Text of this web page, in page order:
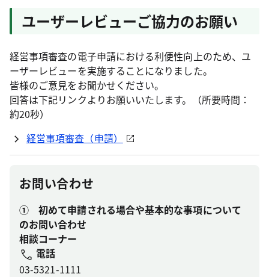
ユーザーレビューご協力のお願い
経営事項審査の電子申請における利便性向上のため、ユ
ーザーレビューを実施することになりました。
皆様のご意見をお聞かせください。
回答は下記リンクよりお願いいたします。（所要時間：
約20秒）
経営事項審査（申請）
お問い合わせ
① 初めて申請される場合や基本的な事項について
のお問い合わせ
相談コーナー
電話
03-5321-1111